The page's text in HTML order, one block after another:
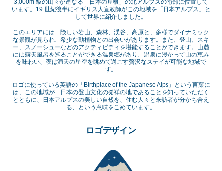
3,000m 級の山々が連なる「日本の屋根」の北アルプスの南部に位置して
います。19 世紀後半にイギリス人宣教師がこの地域を「日本アルプス」と
して世界に紹介しました。
このエリアには、険しい岩山、森林、渓谷、高原と、多様でダイナミック
な景観が見られ、希少な動植物との出会いがあります。また、登山、スキ
ー、スノーシューなどのアクティビティを堪能することができます。山麓
には露天風呂を巡ることができる温泉郷があり、温泉に浸かって山の恵み
を味わい、夜は満天の星空を眺めて過ごす贅沢なステイが可能な地域で
す。
ロゴに使っている英語の「Birthplace of the Japanese Alps」という言葉に
は、この地域が、日本の登山文化の発祥の地であることを知っていただく
とともに、日本アルプスの美しい自然を、住む人々と来訪者が分かち合え
る、という意味をこめています。
ロゴデザイン